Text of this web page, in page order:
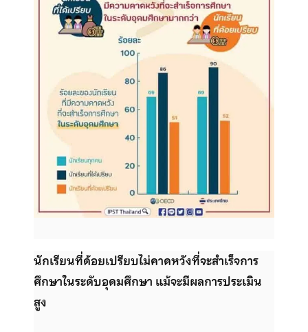
นักเรียนที่ด้อยเปรียบไม่คาดหวังที่จะสําเร็จการ
ศึกษาในระดับอุดมศึกษา แม้จะมีผลการประเมิน
สูง